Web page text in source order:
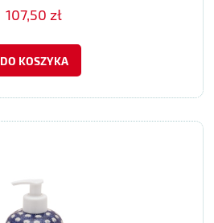
107,50 zł
DO KOSZYKA